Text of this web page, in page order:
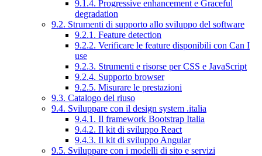
9.1.4. Progressive enhancement e Graceful
degradation
9.2. Strumenti di supporto allo sviluppo del software
9.2.1. Feature detection
9.2.2. Verificare le feature disponibili con Can I
use
9.2.3. Strumenti e risorse per CSS e JavaScript
9.2.4. Supporto browser
9.2.5. Misurare le prestazioni
9.3. Catalogo del riuso
9.4. Sviluppare con il design system .italia
9.4.1. Il framework Bootstrap Italia
9.4.2. Il kit di sviluppo React
9.4.3. Il kit di sviluppo Angular
9.5. Sviluppare con i modelli di sito e servizi